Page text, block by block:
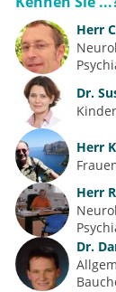
Herr
Dr.
Herr
Herr
Dr.